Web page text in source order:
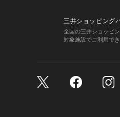
三井ショッピング
全国の三井ショッピ
対象施設でご利用で